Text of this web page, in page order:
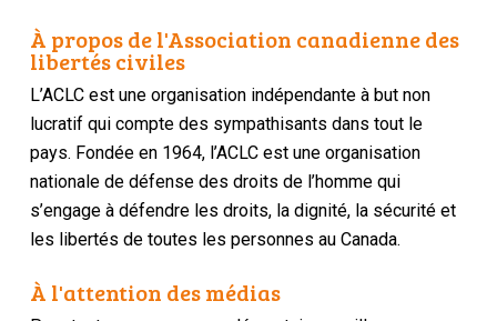
À propos de l'Association canadienne des
libertés civiles
L’ACLC est une organisation indépendante à but non
lucratif qui compte des sympathisants dans tout le
pays. Fondée en 1964, l’ACLC est une organisation
nationale de défense des droits de l’homme qui
s’engage à défendre les droits, la dignité, la sécurité et
les libertés de toutes les personnes au Canada.
À l'attention des médias